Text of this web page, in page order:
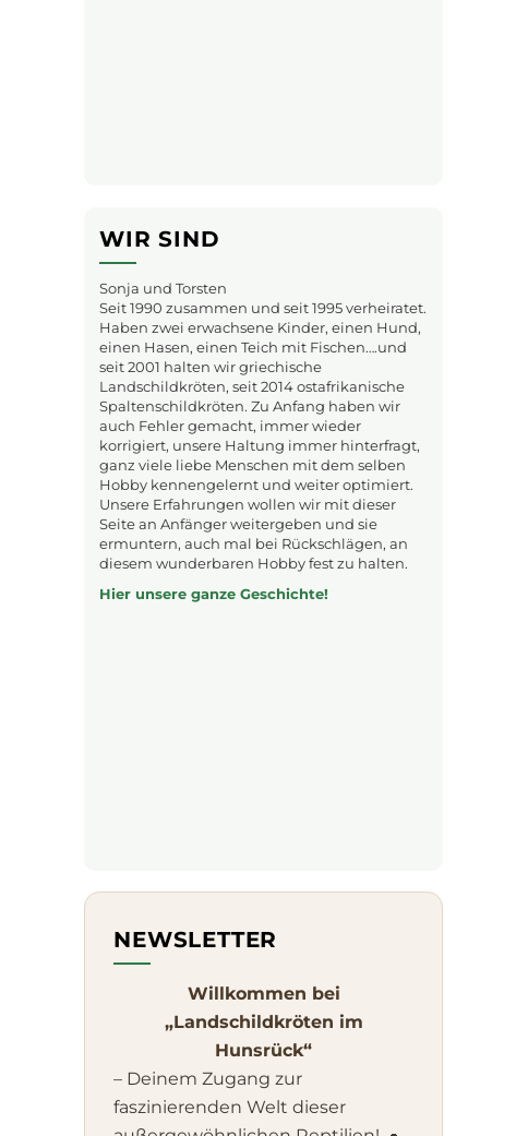
WIR SIND
Sonja und Torsten
Seit 1990 zusammen und seit 1995 verheiratet.
Haben zwei erwachsene Kinder, einen Hund,
einen Hasen, einen Teich mit Fischen….und
seit 2001 halten wir griechische
Landschildkröten, seit 2014 ostafrikanische
Spaltenschildkröten. Zu Anfang haben wir
auch Fehler gemacht, immer wieder
korrigiert, unsere Haltung immer hinterfragt,
ganz viele liebe Menschen mit dem selben
Hobby kennengelernt und weiter optimiert.
Unsere Erfahrungen wollen wir mit dieser
Seite an Anfänger weitergeben und sie
ermuntern, auch mal bei Rückschlägen, an
diesem wunderbaren Hobby fest zu halten.
Hier unsere ganze Geschichte!
NEWSLETTER
Willkommen bei
„Landschildkröten im
Hunsrück“
– Deinem Zugang zur
faszinierenden Welt dieser